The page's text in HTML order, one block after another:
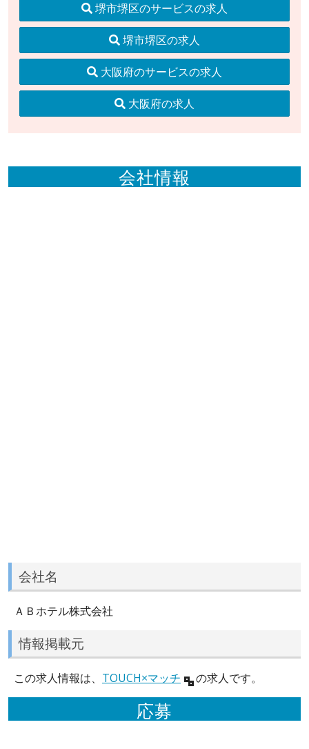
堺市堺区のサービスの求人
堺市堺区の求人
大阪府のサービスの求人
大阪府の求人
会社情報
会社名
ＡＢホテル株式会社
情報掲載元
この求人情報は、 TOUCH×マッチ の求人です。
応募